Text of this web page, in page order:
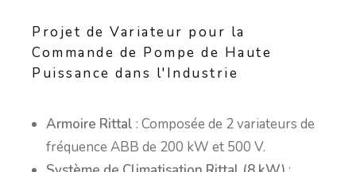
Projet de Variateur pour la
Commande de Pompe de Haute
Puissance dans l'Industrie
Armoire Rittal : Composée de 2 variateurs de
fréquence ABB de 200 kW et 500 V.